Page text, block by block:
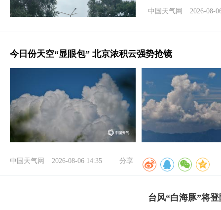
中国天气网 2026-08-
今日份天空“显眼包” 北京浓积云强势抢镜
中国天气网 2026-08-06 14:35 分享
台风“白海豚”将